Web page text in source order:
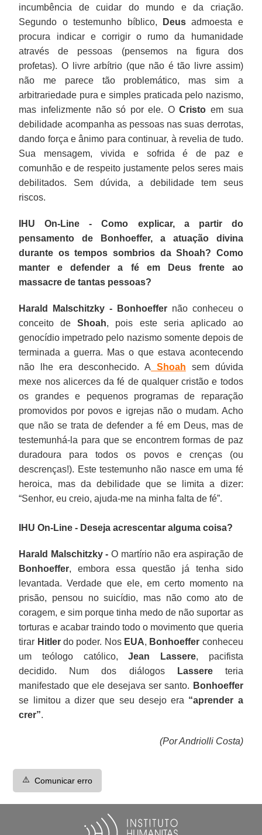
incumbência de cuidar do mundo e da criação.
Segundo o testemunho bíblico,
Deusadmoesta e
procura indicar e corrigir o rumo da humanidade
através de pessoas (pensemos na figura dos
profetas). O livre arbítrio (que não é tão livre assim)
não me parece tão problemático, mas sim a
arbitrariedade pura e simples praticada pelo nazismo,
mas infelizmente não só por ele. OCristo em sua
debilidade acompanha as pessoas nas suas derrotas,
dando força e ânimo para continuar, à revelia de tudo.
Sua mensagem, vivida e sofrida é de paz e
comunhão e de respeito justamente pelos seres mais
debilitados. Sem dúvida, a debilidade tem seus
riscos.
IHU On-Line - Como explicar, a partir do
pensamento de Bonhoeffer, a atuação divina
durante os tempos sombrios da Shoah? Como
manter e defender a fé em Deus frente ao
massacre de tantas pessoas?
Harald Malschitzky - Bonhoeffer não conheceu o
conceito deShoah, pois este seria aplicado ao
genocídio impetrado pelo nazismo somente depois de
terminada a guerra. Mas o que estava acontecendo
não lhe era desconhecido. A Shoah sem dúvida
mexe nos alicerces da fé de qualquer cristão e todos
os grandes e pequenos programas de reparação
promovidos por povos e igrejas não o mudam. Acho
que não se trata de defender a fé em Deus, mas de
testemunhá-la para que se encontrem formas de paz
duradoura para todos os povos e crenças (ou
descrenças!). Este testemunho não nasce em uma fé
heroica, mas da debilidade que se limita a dizer:
“Senhor, eu creio, ajuda-me na minha falta de fé”.
IHU On-Line - Deseja acrescentar alguma coisa?
Harald Malschitzky - O martírio não era aspiração de
Bonhoeffer, embora essa questão já tenha sido
levantada. Verdade que ele, em certo momento na
prisão, pensou no suicídio, mas não como ato de
coragem, e sim porque tinha medo de não suportar as
torturas e acabar traindo todo o movimento que queria
tirar Hitlerdo poder. Nos EUA, Bonhoeffer conheceu
um teólogo católico,Jean Lassere, pacifista
decidido. Num dos diálogos
Lassereteria
manifestado que ele desejava ser santo. Bonhoeffer
se limitou a dizer que seu desejo era “aprender a
crer”.
(Por Andriolli Costa)
⚠️ Comunicar erro